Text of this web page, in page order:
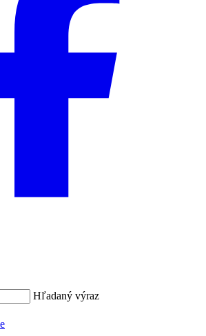
Hľadaný výraz